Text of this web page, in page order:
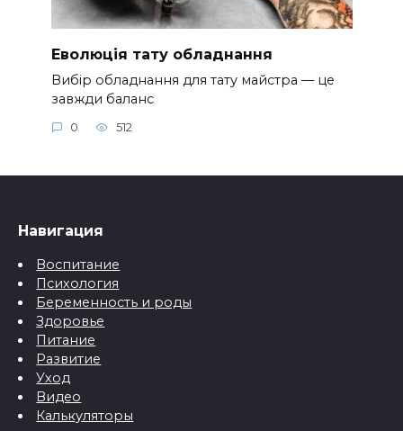
Еволюція тату обладнання
Вибір обладнання для тату майстра — це
завжди баланс
0 512
Навигация
Воспитание
Психология
Беременность и роды
Здоровье
Питание
Развитие
Уход
Видео
Калькуляторы